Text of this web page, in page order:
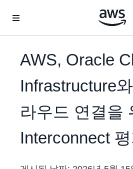
AWS, Oracle
Infrastructure
라우드 연결을
Interconnect